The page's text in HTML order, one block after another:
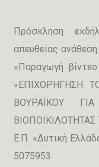
Πρόσκληση
απευθείας
«Παραγωγή
«ΕΠΙΧΟΡΗΓΗΣΗ
ΒΟΥΡΑΪΚΟΥ
Ε.Π. «Δυτική
5075953.